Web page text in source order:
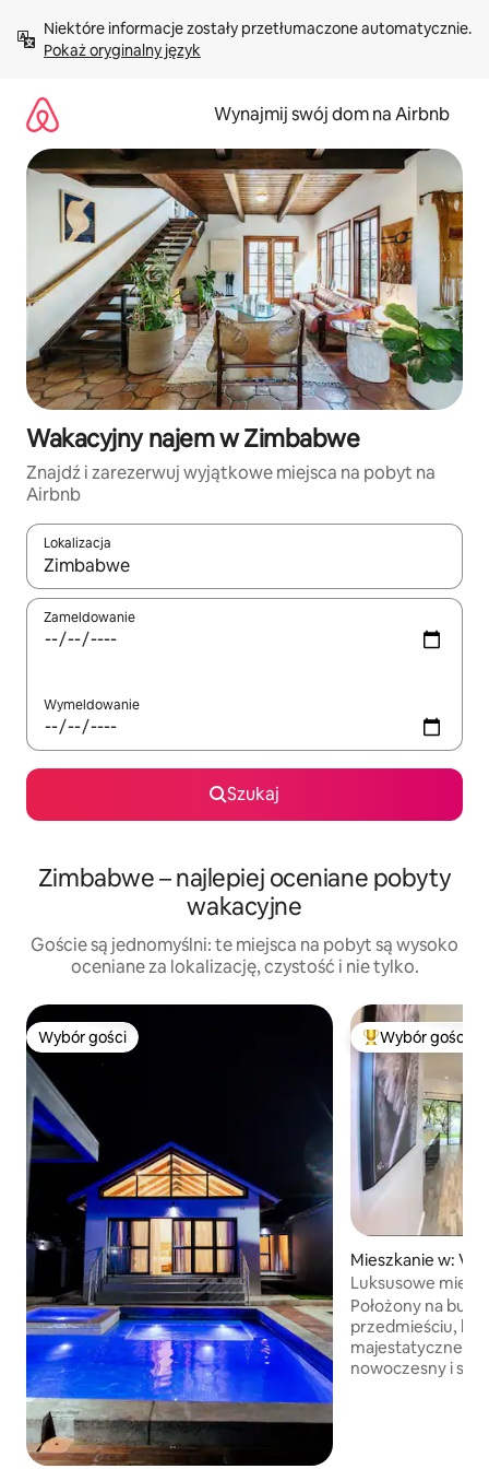
treści Pokaż oryginalny język
Wynajmij swój dom na Airbnb
Wakacyjny najem w Zimbabwe
Znajdź i zarezerwuj wyjątkowe miejsca na pobyt na
Airbnb
Lokalizacja
Gdy wyniki będą dostępne, możesz poruszać się po nich za
Zameldowanie
Wymeldowanie
Szukaj
Zimbabwe – najlepiej oceniane pobyty
wakacyjne
Goście są jednomyślni: te miejsca na pobyt są wysoko
oceniane za lokalizację, czystość i nie tylko.
Wybór gości
Wybór gości Wybór gości
Mieszkanie w:
Luksusowe
Położony na
przedmieściu,
majestatycznego
nowoczesny i